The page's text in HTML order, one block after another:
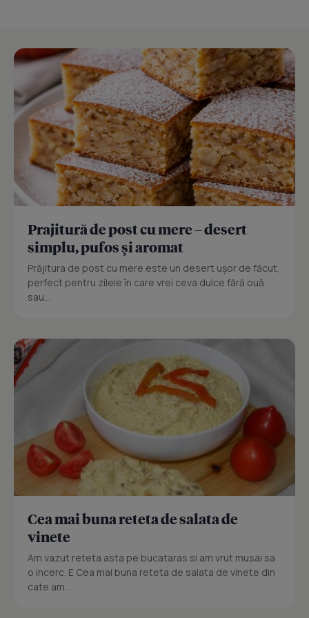
Prajitură de post cu mere – desert
simplu, pufos și aromat
Prăjitura de post cu mere este un desert ușor de făcut,
perfect pentru zilele în care vrei ceva dulce fără ouă
sau...
Cea mai buna reteta de salata de
vinete
Am vazut reteta asta pe bucataras si am vrut musai sa
o incerc. E Cea mai buna reteta de salata de vinete din
cate am...